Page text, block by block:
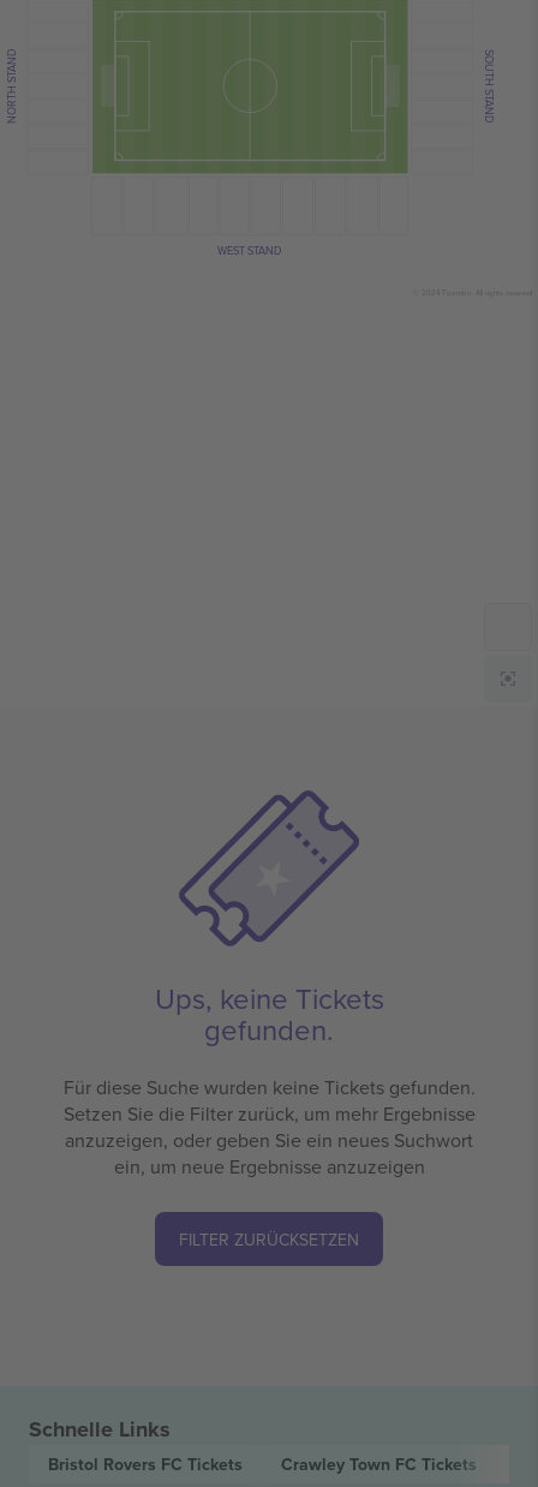
SOUTH STAND
WEST STAND
NORTH STAND
© 2024 Ticombo. All rights reserved
Ups, keine Tickets
gefunden.
Für diese Suche wurden keine Tickets gefunden.
Setzen Sie die Filter zurück, um mehr Ergebnisse
anzuzeigen, oder geben Sie ein neues Suchwort
ein, um neue Ergebnisse anzuzeigen
FILTER ZURÜCKSETZEN
Schnelle Links
Bristol Rovers FC Tickets Crawley Town FC Tickets